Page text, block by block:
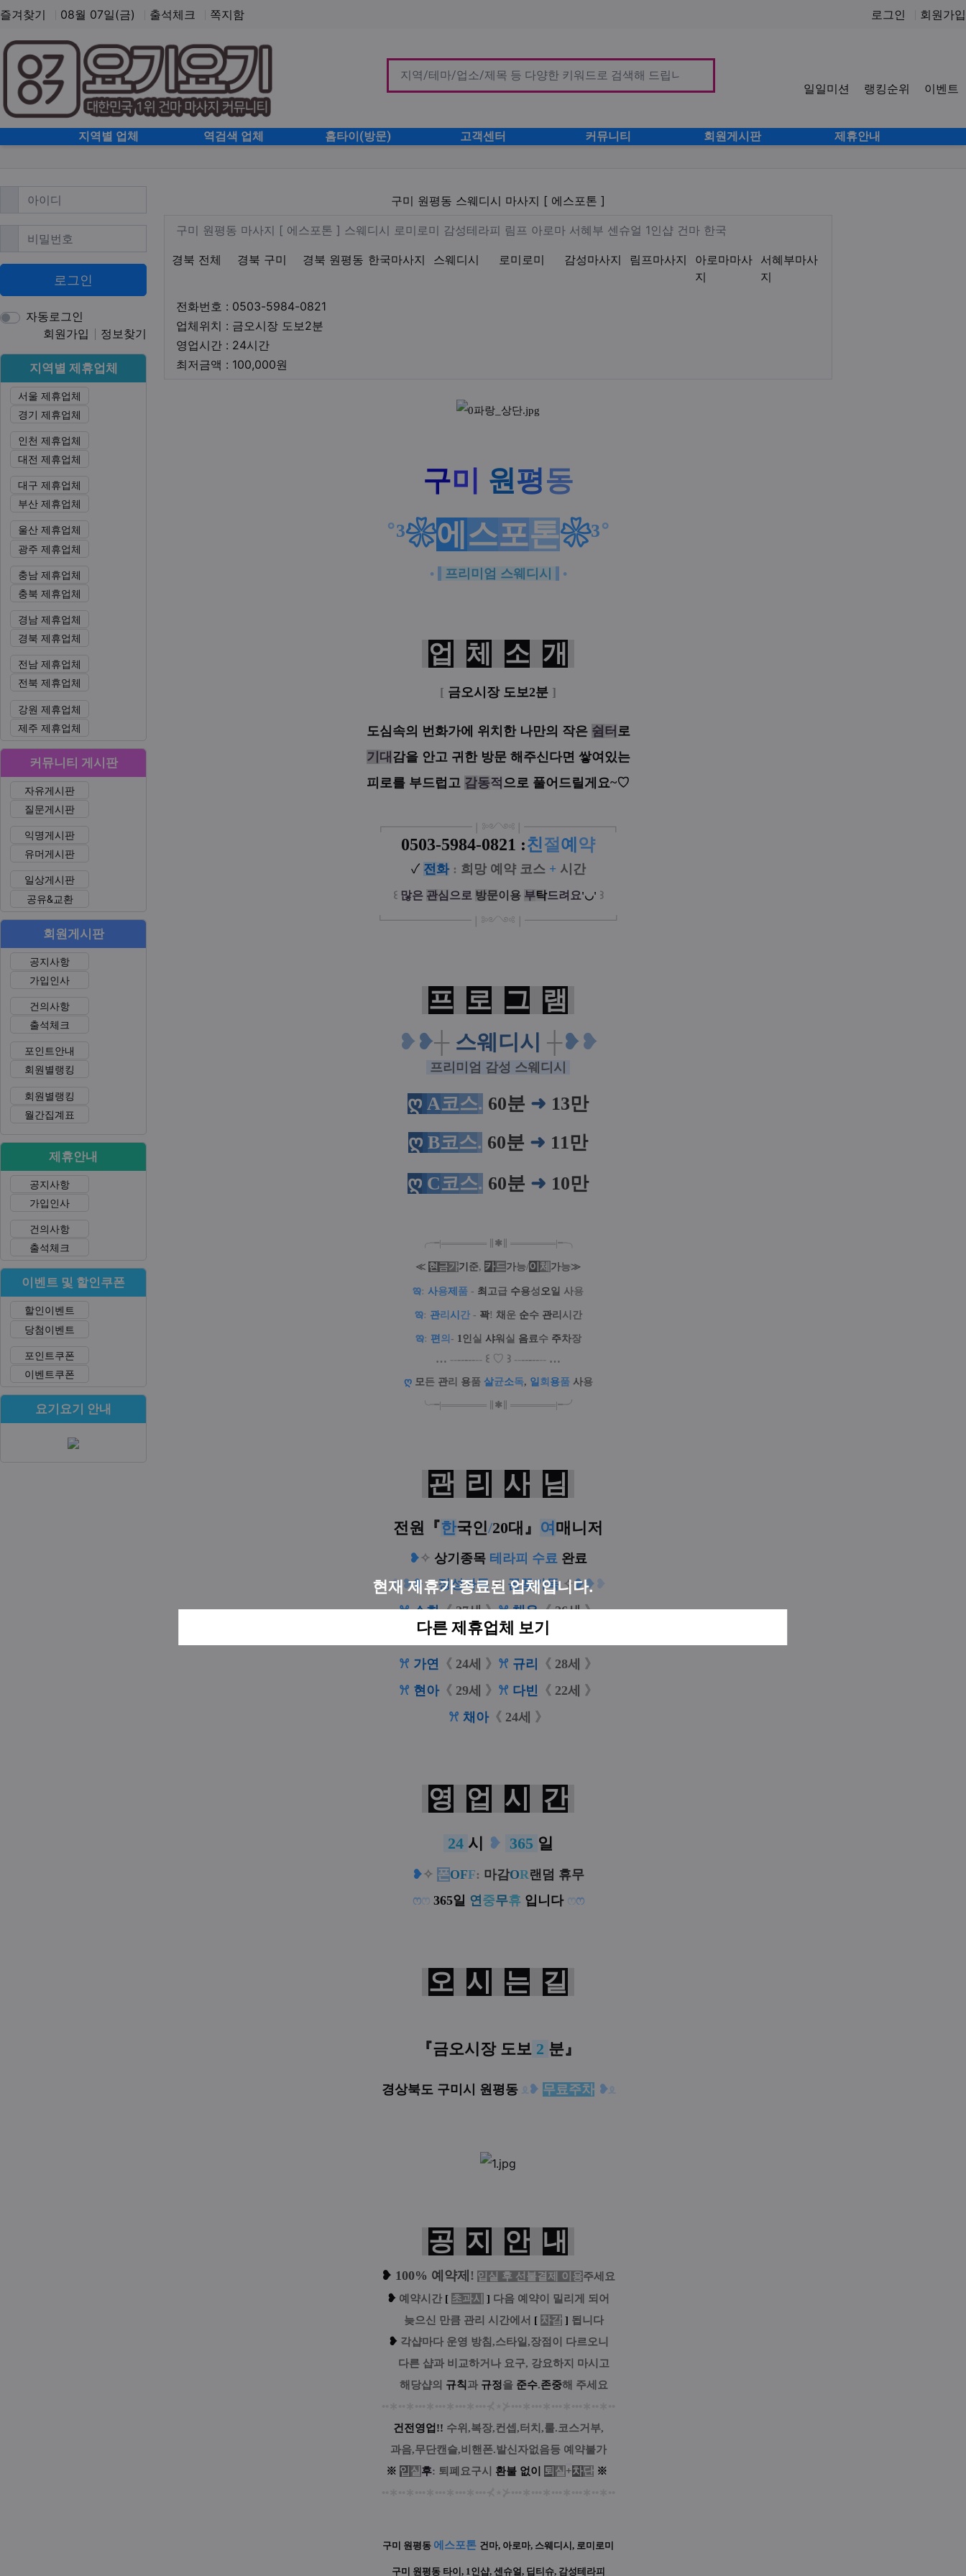
즐겨찾기 08월 07일(금) 출석체크 쪽지함 로그인 회원가입
일일미션 랭킹순위 이벤트
지역별 업체 역검색 업체 홈타이(방문) 고객센터 커뮤니티 회원게시판 제휴안내
현재 제휴가 종료된 업체입니다.
다른 제휴업체 보기
구미 원평동 스웨디시 마사지 [ 에스포톤 ]
구미 원평동 스웨디시 마사지 [ 에스포톤 ]
업체 정보
구미 원평동 마사지 [ 에스포톤 ] 스웨디시 로미로미 감성테라피 림프 아로마
구미 원평동 마사지 [ 에스포톤 ] 스웨디시 로미로미 감성테라피 림프 아로마 서혜부 센슈얼 1인샵 건마 한국
경북 전체 경북 구미 경북 원평동
지역1 한국마사지 스웨디시 로미로미 감성마사지 림프마사지
아로마마사
지
서혜부마사
지
테마
전화번호 : 0503-5984-0821
업체위치 : 금오시장 도보2분
영업시간 : 24시간영업시간
최저금액 : 100,000원
구미 원 평동
˚³❀에 스포톤❀³˚
• 프리미엄 스웨디시 •
업 체 소 개
[ 금오시장 도보2분 ]
도심속의 번화가에 위치한 나만의 작은 쉼 터 로
기 대 감을 안고 귀한 방문 해주신다면 쌓여있는
피로를 부드럽고 감동적 으로 풀어드릴게요~♡
┏━━━━━━━━ ❘༻༺❘ ━━━━━━━━┓
0503-5984-0821 :친절 예 약
✓ 전 화 : 희망 예약 코스 + 시간
꒰ 많은 관심 으로 방문이 용 부탁드려요'◡' ꒱
┗━━━━━━━━ ❘༻༺❘ ━━━━━━━━┛
프 로 그 램
❥ ❥┼ 스웨디시 ┼❥❥
프리미엄 감성 스웨디시
ღ A코스. 60분 ➜ 13만
ღ B코스. 60분 ➜ 11만
ღ C코스. 60분 ➜ 10만
╭╼|═══════ ✱ ═══════|╾╮
≪ 현 금가기 준, 카드 가능/이 체 가능≫
ఇ: 사용제 품 - 최 고 급 수용성 오 일 사용
ఇ: 관리 시 간 - 꽉! 채 운 순수 관리 시간
ఇ: 편 의 - 1 인 실 샤워 실 음료 수 주차장
… --------- ꒰ ♡ ꒱ --------- …
ღ 모 든 관리 용품 살균소독, 일 회 용품 사용
╰╼|═══════ ✱ ═══════|╾╯
관 리 사 님
전원『한국인/20대 』 여 매니저
❥ ✧ 상기종목 테라피 수료 완료
❥❥❥✧정성가득 & 꼼꼼가득 ✧❥❥ ❥
ꕮ 소희《 27세 》ꕮ 채은《 26세 》
이슬《 26세 》ꕮ 민주 《
ꕮ 가연 《 24세 》 ꕮ 규리 《 28세
》
ꕮ 현아《 29세 》 ꕮ 다빈 《 22세
》
ꕮ 채아《 24세 》
영 업 시 간
24 시 ❥ 365 일
❥ ✧ 폰OFF: 마감OR랜덤 휴무
ෆෆ365일 연 중무휴입니다 ෆෆ
오 시 는 길
『금오시장 도보 2 분』
경상북도 구미시 원평동 ᦸ❥ 무료주차 ❥ᦸ
공 지 안 내
❥ 100% 예약제 ! 입실 후 선불결제 이용주세요
❥ 예 약시간 [ 초과시 ] 다음 예약이 밀리게 되어
늦으신 만큼 관리 시간에서 [ 차감 ] 됩니다
❥ 각샵마다 운영 방침,스타일,장점이 다르오니
다른 샵과 비교하거나 요구, 강요하지 마시고
해당샵의 규칙 과 규정을 준수.존중해 주세요
건전영업!! 수위,복장,컨셉,터치,룰.코스거부,
과음,무단캔슬,비핸폰.발신자없음등 예약불가
※ 입 실 후: 퇴폐요구시 환불 없이 퇴 실 +차단 ※
구미 원평동 에스포톤 건마, 아로마, 스웨디시, 로미로미
구미 원평동 타이, 1인샵, 센슈얼, 딥티슈, 감성테라피
아이디 필수
비밀번호필수
로그인
자동로그인
회원가입
정보찾기
지역별 제휴업체
서울 제휴업체
경기 제휴업체
인천 제휴업체
대전 제휴업체
대구 제휴업체
부산 제휴업체
울산 제휴업체
광주 제휴업체
충남 제휴업체
충북 제휴업체
경남 제휴업체
경북 제휴업체
전남 제휴업체
전북 제휴업체
강원 제휴업체
제주 제휴업체
커뮤니티 게시판
자유게시판
질문게시판
익명게시판
유머게시판
일상게시판
공유&교환
회원게시판
공지사항
가입인사
건의사항
출석체크
포인트안내
회원별랭킹
회원별랭킹
월간집계표
제휴안내
공지사항
가입인사
건의사항
출석체크
이벤트 및 할인쿠폰
할인이벤트
당첨이벤트
포인트쿠폰
이벤트쿠폰
요기요기 안내